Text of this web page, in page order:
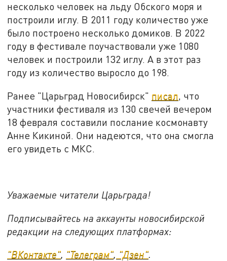
несколько человек на льду Обского моря и
построили иглу. В 2011 году количество уже
было построено несколько домиков. В 2022
году в фестивале поучаствовали уже 1080
человек и построили 132 иглу. А в этот раз
году из количество выросло до 198.
Ранее "Царьград Новосибирск" писал, что
участники фестиваля из 130 свечей вечером
18 февраля составили послание космонавту
Анне Кикиной. Они надеются, что она смогла
его увидеть с МКС.
Уважаемые читатели Царьграда!
Подписывайтесь на аккаунты новосибирской
редакции на следующих платформах:
"ВКонтакте", "Телеграм", "Дзен".